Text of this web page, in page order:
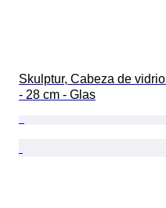
Skulptur, Cabeza de vidrio
- 28 cm - Glas